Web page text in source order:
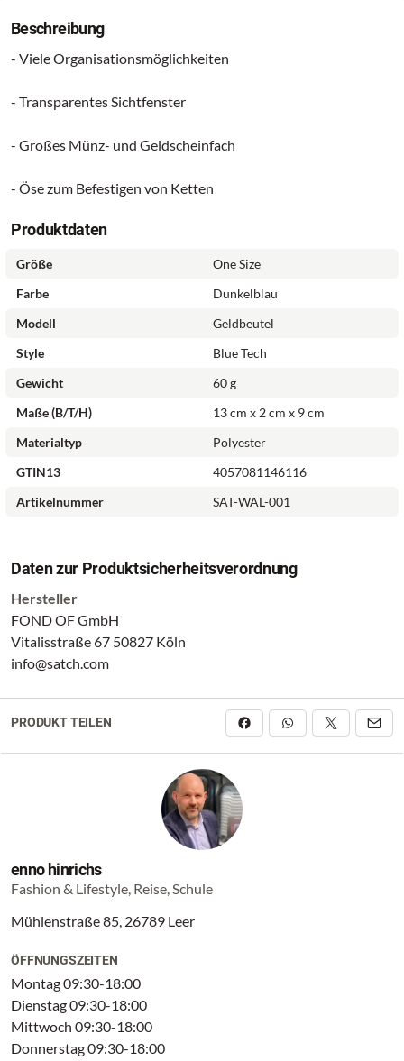
Beschreibung
- Viele Organisationsmöglichkeiten
- Transparentes Sichtfenster
- Großes Münz- und Geldscheinfach
- Öse zum Befestigen von Ketten
Produktdaten
Größe
One Size
Farbe
Dunkelblau
Modell
Geldbeutel
Style
Blue Tech
Gewicht
60 g
Maße (B/T/H)
13 cm x 2 cm x 9 cm
Materialtyp
Polyester
GTIN13
4057081146116
Artikelnummer
SAT-WAL-001
Daten zur Produktsicherheitsverordnung
Hersteller
FOND OF GmbH
Vitalisstraße 67 50827 Köln
info@satch.com
PRODUKT TEILEN
enno hinrichs
Fashion & Lifestyle, Reise, Schule
Mühlenstraße 85, 26789 Leer
ÖFFNUNGSZEITEN
Montag 09:30-18:00
Dienstag 09:30-18:00
Mittwoch 09:30-18:00
Donnerstag 09:30-18:00